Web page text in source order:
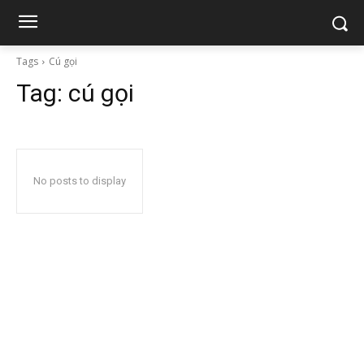
Tags Cú gọi
Tag: cú gọi
No posts to display